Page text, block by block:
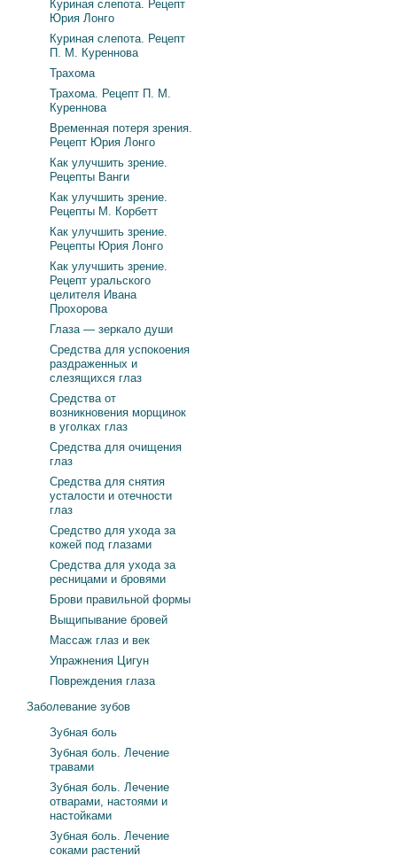
Куриная слепота. Рецепт
Юрия Лонго
Куриная слепота. Рецепт
П. М. Куреннова
Трахома
Трахома. Рецепт П. М.
Куреннова
Временная потеря зрения.
Рецепт Юрия Лонго
Как улучшить зрение.
Рецепты Ванги
Как улучшить зрение.
Рецепты М. Корбетт
Как улучшить зрение.
Рецепты Юрия Лонго
Как улучшить зрение.
Рецепт уральского
целителя Ивана
Прохорова
Глаза — зеркало души
Средства для успокоения
раздраженных и
слезящихся глаз
Средства от
возникновения морщинок
в уголках глаз
Средства для очищения
глаз
Средства для снятия
усталости и отечности
глаз
Средство для ухода за
кожей под глазами
Средства для ухода за
ресницами и бровями
Брови правильной формы
Выщипывание бровей
Массаж глаз и век
Упражнения Цигун
Повреждения глаза
Заболевание зубов
Зубная боль
Зубная боль. Лечение
травами
Зубная боль. Лечение
отварами, настоями и
настойками
Зубная боль. Лечение
соками растений